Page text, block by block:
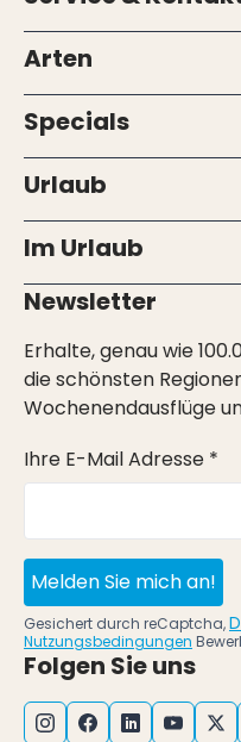
Arten
Specials
Urlaub
Im Urlaub
Newsletter
Erhalte, genau wie
die schönsten
Wochenendausflüge
Ihre E-Mail Adresse *
Melden Sie mich an!
Gesichert durch reCaptcha,
Nutzungsbedingungen
Folgen Sie uns